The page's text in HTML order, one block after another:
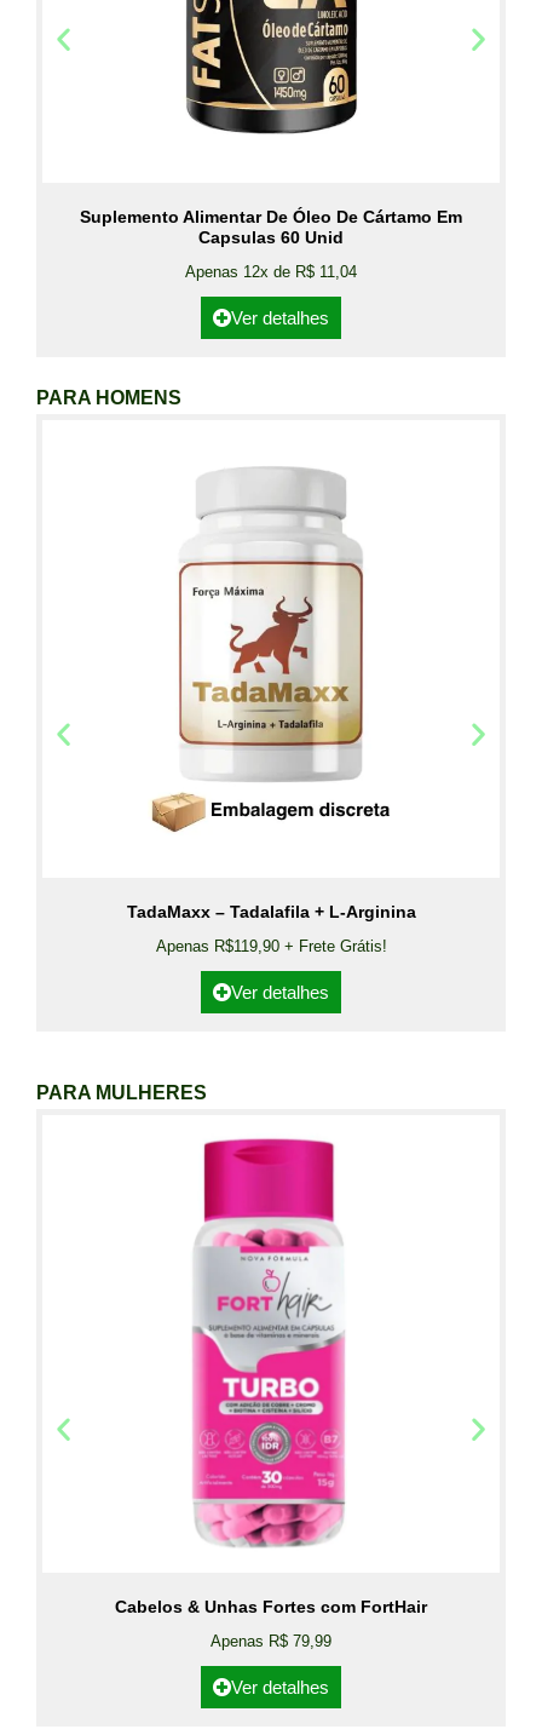
Suplemento Alimentar De Óleo De Cártamo Em
Capsulas 60 Unid
Apenas 12x de R$ 11,04
Ver detalhes
PARA HOMENS
TadaMaxx – Tadalafila + L-Arginina
Apenas R$119,90 + Frete Grátis!
Ver detalhes
PARA MULHERES
Cabelos & Unhas Fortes com FortHair
Apenas R$ 79,99
Ver detalhes